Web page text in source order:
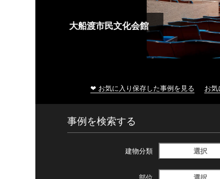
大船渡市民文化会館
❤ お気に入り保存した事例を見る お
事例を検索する
建物分類 選択
選択